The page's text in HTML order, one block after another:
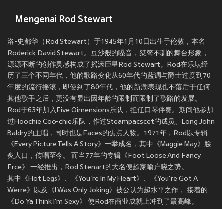
Mengenai Rod Stewart
洛•史都华（Rod Stewart）于1945年1月10日出生于伦敦，本名
Roderick David Stewart。豆沙般的嗓音，桀骜不驯的舞台形象，
源源不断的创作灵感构成了摇滚巨星Rod Stewart。Rod在乐坛经
历了三个不同年代，他的歌路变化从60年代的蓝调与爵士过度到70
年度的流行摇滚，即使到了80年代，他的新潮表现也不落后于任何
其他歌手之后，更没有显出因年龄的限制而限制了歌路的发展。
Rod于63年加入Five Oimensions乐队，担任口琴伴奏。期间他参加
过Hoochie Coo-chie乐队，作过Steampacscet的成员、Long John
Baldry的主唱，同时也是Faces的焦点人物。1971年，Rod以专辑
《Every Picture Tells A Story》一举成名，其中《Maggie May》脍
炙人口，传唱至今。 而当77年的专辑《Foot Loose And Fancy
Frce》 一经推出，Rod Stenart的大名便趋家喻户哓之势。
其中《Hot Legs》、《You're In My Heart》、《You're Got A
Werre》以及《I Was Only Joking》被公认为超水平之作， 接着的
《Do Ya Think I'm Sexy》 使Rod在商业成就上冲到了最高峰。